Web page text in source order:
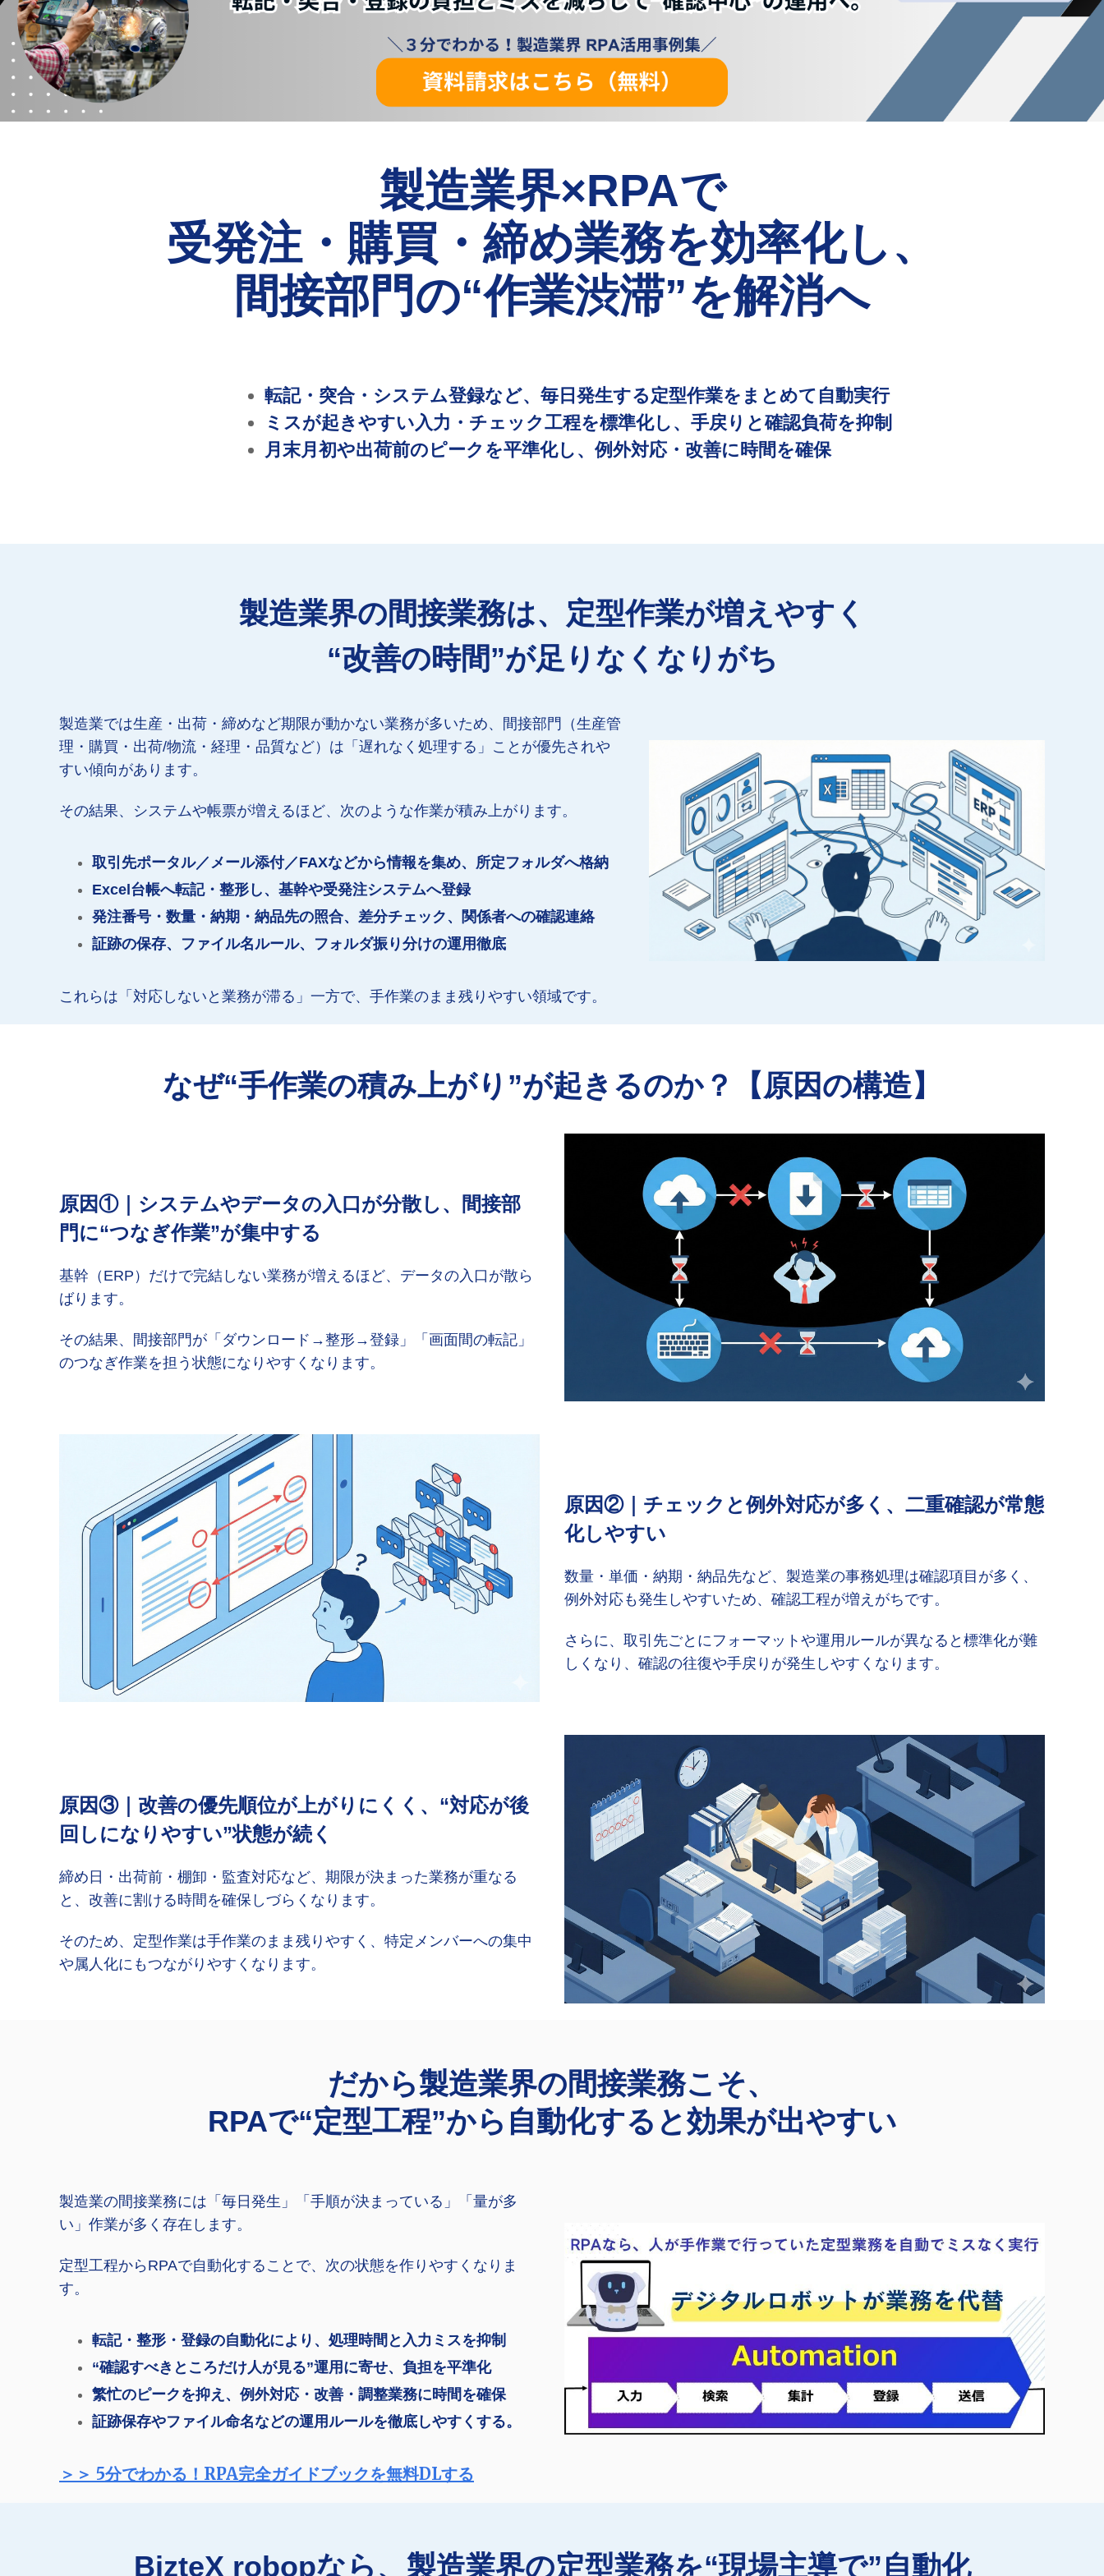
製造業界×RPAで
受発注・購買・締め業務を効率化し、
間接部門の“作業渋滞”を解消へ
転記・突合・システム登録など、毎日発生する定型作業をまとめて自動実行
ミスが起きやすい入力・チェック工程を標準化し、手戻りと確認負荷を抑制
月末月初や出荷前のピークを平準化し、例外対応・改善に時間を確保
製造業界の間接業務は、定型作業が増えやすく
“改善の時間”が足りなくなりがち
製造業では生産・出荷・締めなど期限が動かない業務が多いため、間接部門（生産管
理・購買・出荷/物流・経理・品質など）は「遅れなく処理する」ことが優先されや
すい傾向があります。
その結果、システムや帳票が増えるほど、次のような作業が積み上がります。
取引先ポータル／メール添付／FAXなどから情報を集め、所定フォルダへ格納
Excel台帳へ転記・整形し、基幹や受発注システムへ登録
発注番号・数量・納期・納品先の照合、差分チェック、関係者への確認連絡
証跡の保存、ファイル名ルール、フォルダ振り分けの運用徹底
これらは「対応しないと業務が滞る」一方で、手作業のまま残りやすい領域です。
なぜ“手作業の積み上がり”が起きるのか？【原因の構造】
原因①｜システムやデータの入口が分散し、間接部
門に“つなぎ作業”が集中する
基幹（ERP）だけで完結しない業務が増えるほど、データの入口が散ら
ばります。
その結果、間接部門が「ダウンロード→整形→登録」「画面間の転記」
のつなぎ作業を担う状態になりやすくなります。
原因②｜チェックと例外対応が多く、二重確認が常態
化しやすい
数量・単価・納期・納品先など、製造業の事務処理は確認項目が多く、
例外対応も発生しやすいため、確認工程が増えがちです。
さらに、取引先ごとにフォーマットや運用ルールが異なると標準化が難
しくなり、確認の往復や手戻りが発生しやすくなります。
原因③｜改善の優先順位が上がりにくく、“対応が後
回しになりやすい”状態が続く
締め日・出荷前・棚卸・監査対応など、期限が決まった業務が重なる
と、改善に割ける時間を確保しづらくなります。
そのため、定型作業は手作業のまま残りやすく、特定メンバーへの集中
や属人化にもつながりやすくなります。
だから製造業界の間接業務こそ、
RPAで“定型工程”から自動化すると効果が出やすい
製造業の間接業務には「毎日発生」「手順が決まっている」「量が多
い」作業が多く存在します。
定型工程からRPAで自動化することで、次の状態を作りやすくなりま
す。
転記・整形・登録の自動化により、処理時間と入力ミスを抑制
“確認すべきところだけ人が見る”運用に寄せ、負担を平準化
繁忙のピークを抑え、例外対応・改善・調整業務に時間を確保
証跡保存やファイル命名などの運用ルールを徹底しやすくする。
＞＞ 5分でわかる！RPA完全ガイドブックを無料DLする
BizteX robopなら、製造業界の定型業務を“現場主導で”自動化